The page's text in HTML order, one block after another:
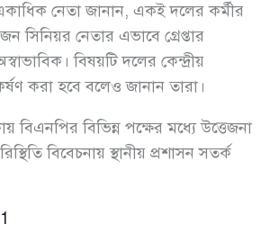
নেতা জানান, একই দলের কর্মীর
সিনিয়র নেতার এভাবে গ্রেপ্তার
বিষয়টি দলের কেন্দ্রীয়
করা হবে বলেও জানান তারা।
বিএনপির বিভিন্ন পক্ষের মধ্যে উত্তেজনা
বিবেচনায় স্থানীয় প্রশাসন সতর্ক